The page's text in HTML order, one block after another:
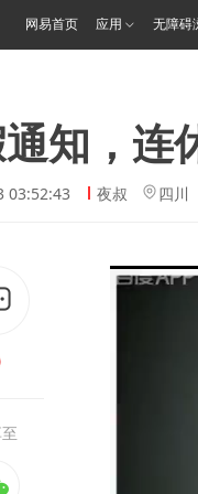
网易首页 应用 无障碍
知，连
03:52:43 夜叔 四川